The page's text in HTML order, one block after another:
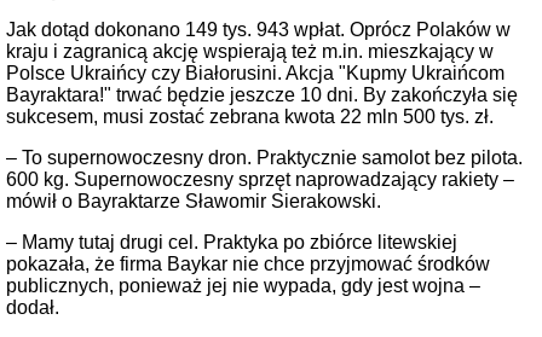
Jak dotąd dokonano 149 tys. 943 wpłat. Oprócz Polaków w
kraju i zagranicą akcję wspierają też m.in. mieszkający w
Polsce Ukraińcy czy Białorusini. Akcja "Kupmy Ukraińcom
Bayraktara!" trwać będzie jeszcze 10 dni. By zakończyła się
sukcesem, musi zostać zebrana kwota 22 mln 500 tys. zł.
– To supernowoczesny dron. Praktycznie samolot bez pilota.
600 kg. Supernowoczesny sprzęt naprowadzający rakiety –
mówił o Bayraktarze Sławomir Sierakowski.
– Mamy tutaj drugi cel. Praktyka po zbiórce litewskiej
pokazała, że firma Baykar nie chce przyjmować środków
publicznych, ponieważ jej nie wypada, gdy jest wojna –
dodał.